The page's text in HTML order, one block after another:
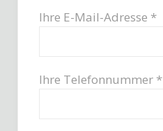
Ihre E-Mail-Adresse *
Ihre Telefonnummer *